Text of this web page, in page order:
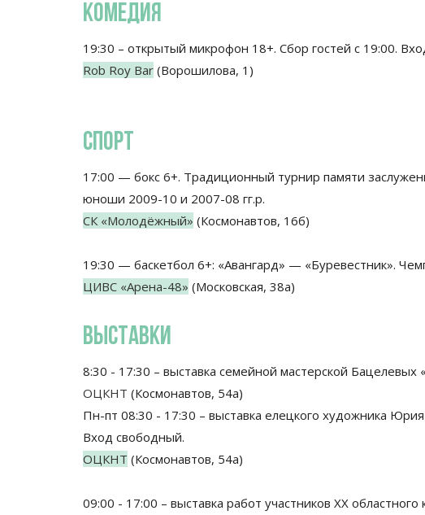
КОМЕДИЯ
19:30 – открытый микрофон 18+. Сбор гостей с 19:00.
Rob Roy Bar (Ворошилова, 1)
СПОРТ
17:00 — бокс 6+. Традиционный турнир памяти
юноши 2009-10 и 2007-08 гг.р.
СК «Молодёжный» (Космонавтов, 16б)
19:30 — баскетбол 6+: «Авангард» — «Буревестник».
ЦИВС «Арена-48» (Московская, 38а)
ВЫСТАВКИ
8:30 - 17:30 – выставка семейной мастерской
ОЦКНТ (Космонавтов, 54а)
Пн-пт 08:30 - 17:30 – выставка елецкого художника
Вход свободный.
ОЦКНТ (Космонавтов, 54а)
09:00 - 17:00 – выставка работ участников XX